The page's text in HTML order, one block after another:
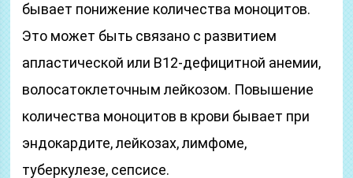
бывает понижение количества моноцитов.
Это может быть связано с развитием
апластической или В12-дефицитной анемии,
волосатоклеточным лейкозом. Повышение
количества моноцитов в крови бывает при
эндокардите, лейкозах, лимфоме,
туберкулезе, сепсисе.